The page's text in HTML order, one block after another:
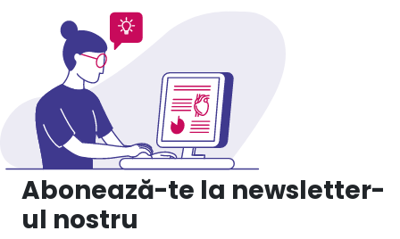
Abonează-te la newsletter-
ul nostru